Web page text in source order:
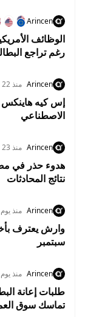
Arincen
رغم تراجع البطالة
Arincen منذ 22 ساعة
الاصطناعي
Arincen منذ 23 ساعة
هدوء حذر في
نتائج المحادثات
Arincen منذ يوم
وارش يعترف
سبتمبر
Arincen منذ يوم
طلبات إعانة
تماسك سوق